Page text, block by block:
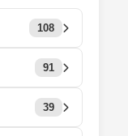
108
91
39